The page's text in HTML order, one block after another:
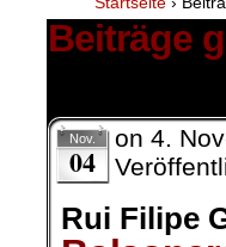
Beiträge
Nov.
04
on 4.
Rui Filipe